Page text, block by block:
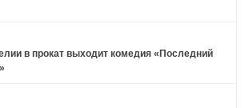
в прокат выходит комедия «Последний